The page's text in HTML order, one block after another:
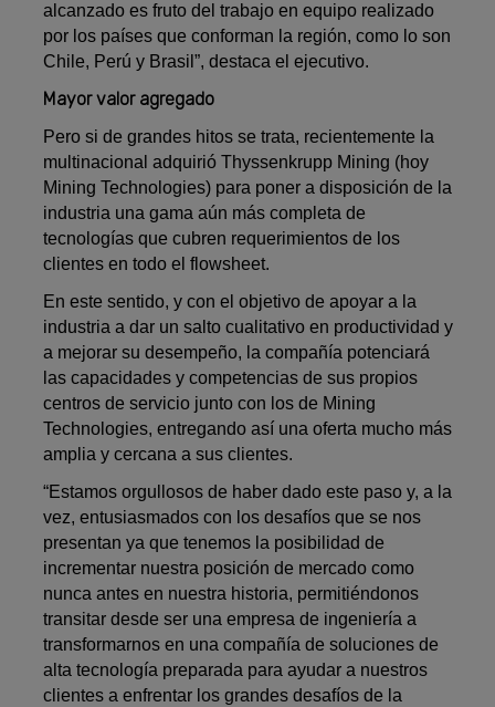
alcanzado es fruto del trabajo en equipo realizado
por los países que conforman la región, como lo son
Chile, Perú y Brasil”, destaca el ejecutivo.
Mayor valor agregado
Pero si de grandes hitos se trata, recientemente la
multinacional adquirió Thyssenkrupp Mining (hoy
Mining Technologies) para poner a disposición de la
industria una gama aún más completa de
tecnologías que cubren requerimientos de los
clientes en todo el flowsheet.
En este sentido, y con el objetivo de apoyar a la
industria a dar un salto cualitativo en productividad y
a mejorar su desempeño, la compañía potenciará
las capacidades y competencias de sus propios
centros de servicio junto con los de Mining
Technologies, entregando así una oferta mucho más
amplia y cercana a sus clientes.
“Estamos orgullosos de haber dado este paso y, a la
vez, entusiasmados con los desafíos que se nos
presentan ya que tenemos la posibilidad de
incrementar nuestra posición de mercado como
nunca antes en nuestra historia, permitiéndonos
transitar desde ser una empresa de ingeniería a
transformarnos en una compañía de soluciones de
alta tecnología preparada para ayudar a nuestros
clientes a enfrentar los grandes desafíos de la